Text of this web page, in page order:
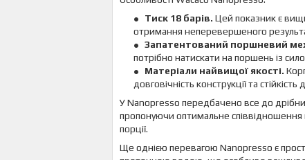
Тиск 18 барів. Цей показник є
отримання неперевершеного
Запатентований поршневий
потрібно натискати на поршень із
Матеріали найвищої якості.
довговічність конструкції та
У Nanopresso передбачено все до
пропонуючи оптимальне
порції.
Ще однією перевагою Nanopresso є